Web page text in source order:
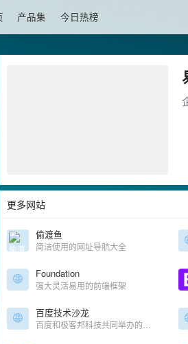
产品集 今日热榜
更多网站
偷渡鱼
简洁使用的网址导航大全
Foundation
强大灵活易用的前端框架
百度技术沙龙